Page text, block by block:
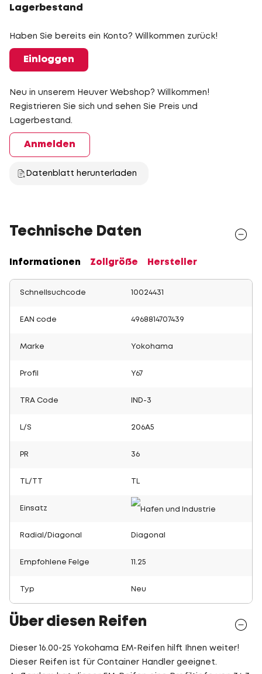
Lagerbestand
Haben Sie bereits ein Konto? Willkommen zurück!
Einloggen
Neu in unserem Heuver Webshop? Willkommen!
Registrieren Sie sich und sehen Sie Preis und
Lagerbestand.
Anmelden
Datenblatt herunterladen
Technische Daten
Informationen Zollgröße Hersteller
Schnellsuchcode 10024431
EAN code 4968814707439
Marke Yokohama
Profil Y67
TRA Code IND-3
L/S 206A5
PR 36
TL/TT
Einsatz
Radial/Diagonal Diagonal
Empfohlene Felge 11.25
Typ Neu
Über diesen Reifen
Dieser 16.00-25 Yokohama EM-Reifen hilft Ihnen weiter!
Dieser Reifen ist für Container Handler geeignet.